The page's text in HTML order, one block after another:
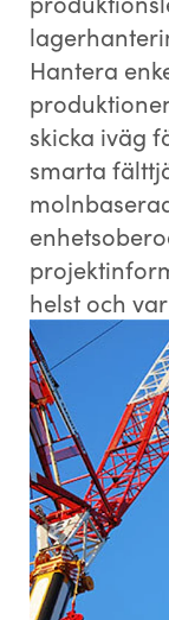
Hantera
skicka iväg
smarta
helst och